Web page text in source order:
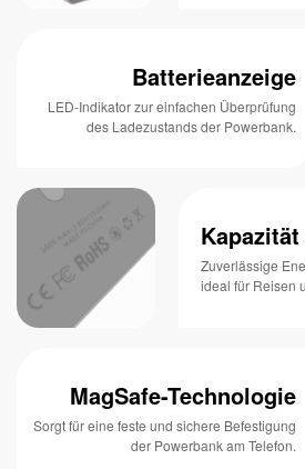
Batterieanzeige
LED-Indikator zur einfachen Überprüfung
des Ladezustands der Powerbank.
Zuverlässige
ideal für Reisen
MagSafe-Technologie
Sorgt für eine feste und sichere Befestigung
der Powerbank am Telefon.